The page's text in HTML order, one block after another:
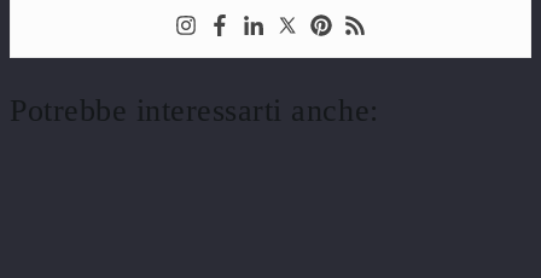
Potrebbe interessarti anche: